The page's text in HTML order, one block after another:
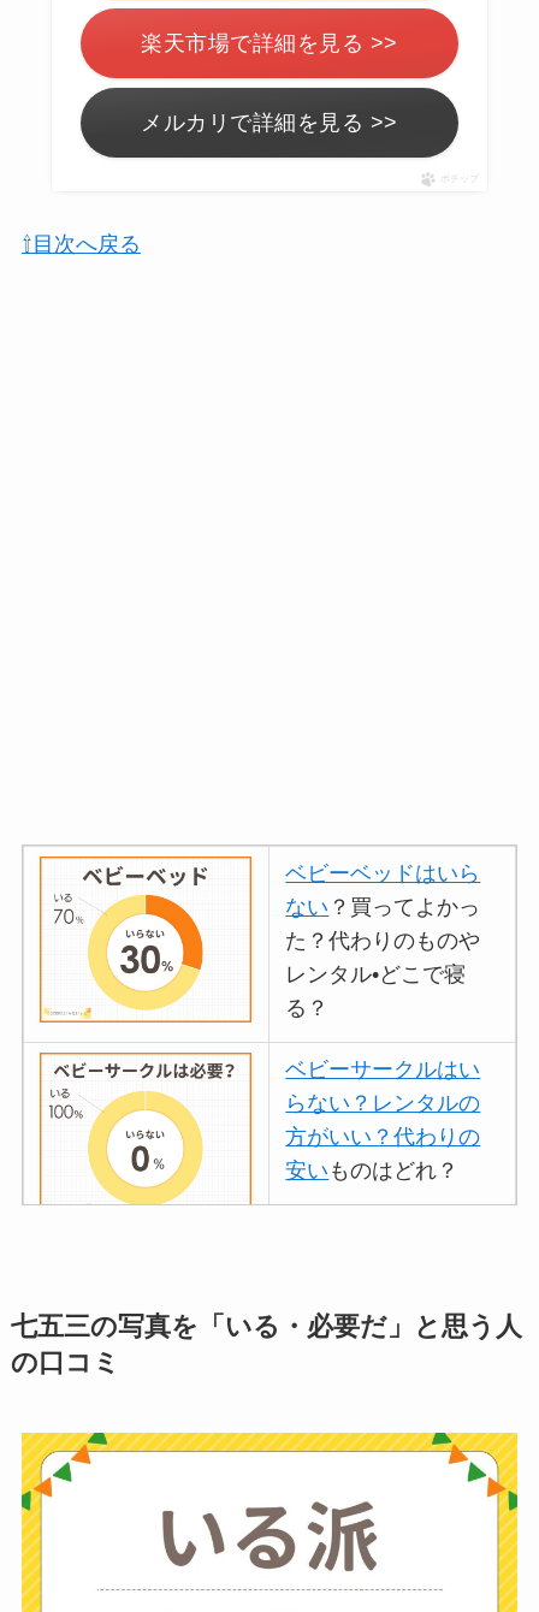
楽天市場で詳細を見る >>
メルカリで詳細を見る >>
ポチップ
⇧目次へ戻る
ベビーベッドはいら
ない ？買ってよかっ
た？代わりのものや
レンタル•どこで寝
る？
ベビーサークルはい
らない？レンタルの
方がいい？代わりの
安い ものはどれ？
代用やおすすめは？
ストライダーはいら
ない？三輪車とどっ
ちがいい？買った人
に後悔
を聞いてみた
七五三の写真を「いる・必要だ」と思う人
の口コミ